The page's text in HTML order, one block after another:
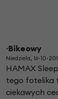
~Bikeowy
Niedziela, 16-10-
HAMAX
tego fotelika
ciekawych